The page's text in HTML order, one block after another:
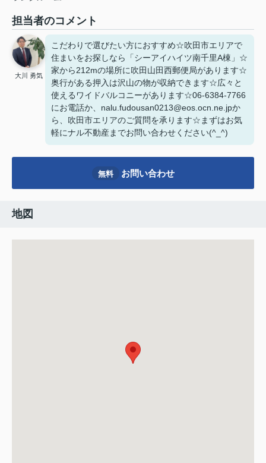
担当者のコメント
大川 勇気
こだわりで選びたい方におすすめ☆吹田市エリアで
住まいをお探しなら「シーアイハイツ南千里A棟」☆
家から212mの場所に吹田山田西郵便局があります☆
奥行がある押入は沢山の物が収納できます☆広々と
使えるワイドバルコニーがあります☆06-6384-7766
にお電話か、nalu.fudousan0213@eos.ocn.ne.jpか
ら、吹田市エリアのご質問を承ります☆まずはお気
軽にナル不動産までお問い合わせください(^_^)
無料 お問い合わせ
地図